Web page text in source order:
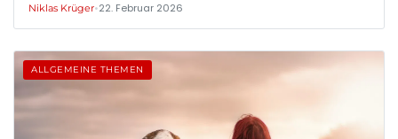
Niklas Krüger•22. Februar 2026
ALLGEMEINE THEMEN